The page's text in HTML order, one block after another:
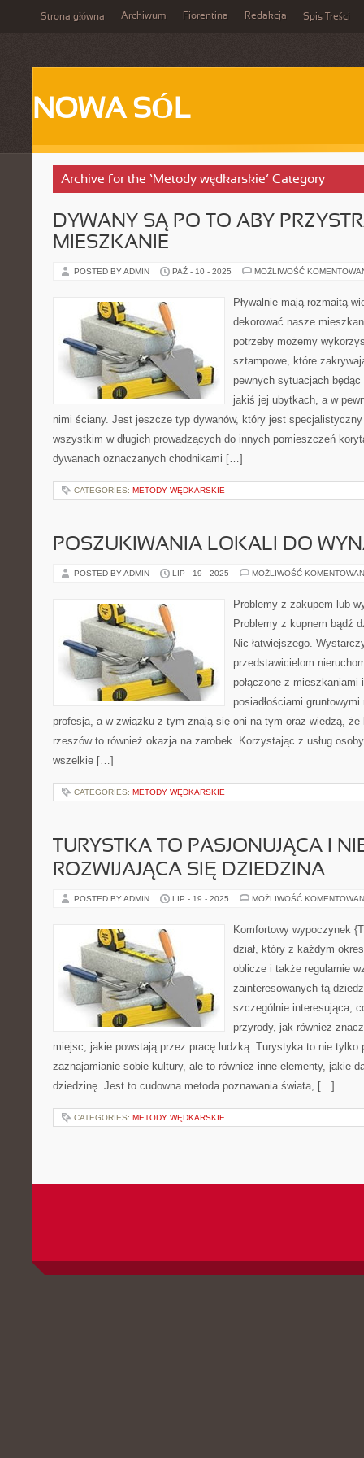
Strona główna Archiwum Fiorentina Redakcja Spis Treści
NOWA SÓL
Archive for the ‘Metody wędkarskie’ Category
DYWANY SĄ PO TO ABY
MIESZKANIE
POSTED BY ADMIN PAŹ - 10 - 2025 MOŻLIWOŚĆ
Pływalnie mają rozmaitą
dekorować nasze
potrzeby możemy
sztampowe, które
pewnych sytuacjach
jakiś jej ubytkach, a w
nimi ściany. Jest jeszcze typ dywanów, który jest
wszystkim w długich prowadzących do innych pomieszczeń
dywanach oznaczanych chodnikami […]
CATEGORIES: METODY WĘDKARSKIE
POSZUKIWANIA LOKALI DO
POSTED BY ADMIN LIP - 19 - 2025 MOŻLIWOŚĆ
Problemy z zakupem lub
Problemy z kupnem bądź
Nic łatwiejszego.
przedstawicielom
połączone z
posiadłościami
profesja, a w związku z tym znają się oni na tym oraz wiedzą, że
rzeszów to również okazja na zarobek. Korzystając z usług
wszelkie […]
CATEGORIES: METODY WĘDKARSKIE
TURYSTKA TO PASJONUJĄCA I
ROZWIJAJĄCA SIĘ DZIEDZINA
POSTED BY ADMIN LIP - 19 - 2025 MOŻLIWOŚĆ
Komfortowy wypoczynek
dział, który z każdym
oblicze i także regularnie
zainteresowanych tą
szczególnie interesująca,
przyrody, jak również
miejsc, jakie powstają przez pracę ludzką. Turystyka to nie tylko
zaznajamianie sobie kultury, ale to również inne elementy, jakie
dziedzinę. Jest to cudowna metoda poznawania świata, […]
CATEGORIES: METODY WĘDKARSKIE